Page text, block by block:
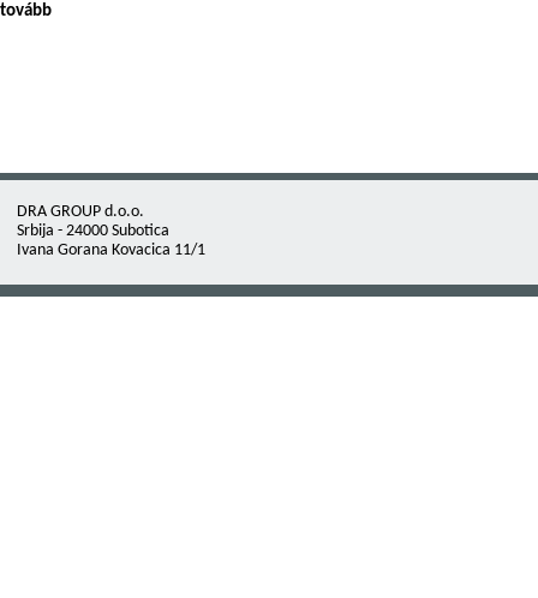
tovább
DRA GROUP d.o.o.
Srbija - 24000 Subotica
Ivana Gorana Kovacica 11/1